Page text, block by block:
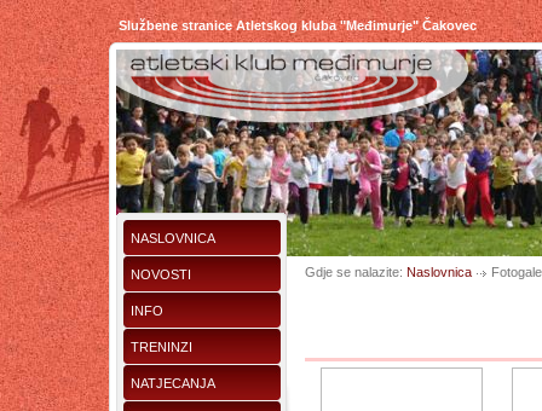
Službene stranice Atletskog kluba "Međimurje" Čakovec
NASLOVNICA
NOVOSTI
INFO
TRENINZI
NATJECANJA
Gdje se nalazite: Naslovnica